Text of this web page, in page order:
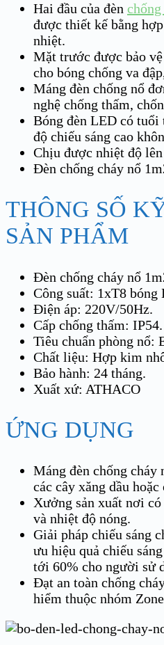
Hai đầu của đèn
được thiết kế bằng
nhiệt.
Mặt trước được bảo
cho bóng chống va
Máng đèn chống nổ
nghệ chống thấm,
Bóng đèn LED có
độ chiếu sáng cao
Chịu được nhiệt độ
Đèn chống cháy nổ
THÔNG SỐ
SẢN PHẨM
Đèn chống cháy nổ
Công suất: 1xT8 bóng
Điện áp: 220V/50Hz.
Cấp chống thấm: IP54.
Tiêu chuẩn phòng nổ:
Chất liệu: Hợp kim
Bảo hành: 24 tháng.
Xuất xứ: ATHACO
ỨNG DỤNG
Máng đèn chống cháy
các cây xăng dầu hoặc
Xưởng sản xuất nơi
và nhiệt độ nóng.
Giải pháp chiếu sáng
ưu hiệu quả chiếu
tới 60% cho người sử
Đạt an toàn chống
hiểm thuộc nhóm